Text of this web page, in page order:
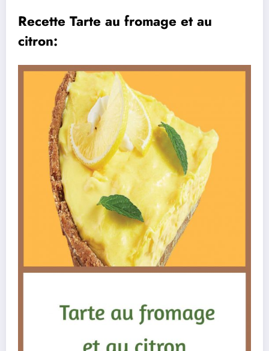
Recette Tarte au fromage et au
citron: